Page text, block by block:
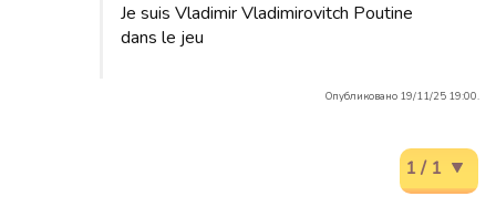
Je suis Vladimir Vladimirovitch Poutine
dans le jeu
Опубликовано 19/11/25 19:00.
1 / 1